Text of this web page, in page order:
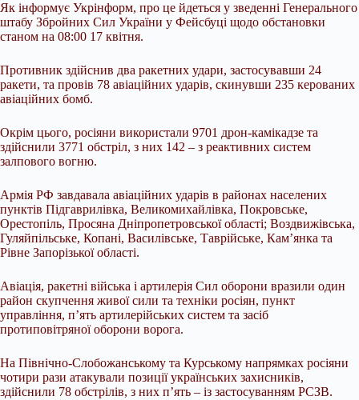
Як інформує Укрінформ, про це йдеться у зведенні Генерального
штабу Збройних Сил України у Фейсбуці щодо обстановки
станом на 08:00 17 квітня.
Противник здійснив два ракетних удари, застосувавши 24
ракети, та провів 78 авіаційних ударів, скинувши 235 керованих
авіаційних бомб.
Окрім цього, росіяни використали 9701 дрон-камікадзе та
здійснили 3771 обстріл, з них 142 – з реактивних систем
залпового вогню.
Армія РФ завдавала авіаційних ударів в районах населених
пунктів Підгаврилівка, Великомихайлівка, Покровське,
Орестопіль, Просяна Дніпропетровської області; Воздвижівська,
Гуляйпільське, Копані, Василівське, Таврійське, Кам’янка та
Рівне Запорізької області.
Авіація, ракетні війська і артилерія Сил оборони вразили один
район скупчення живої сили та техніки росіян, пункт
управління, п’ять артилерійських систем та засіб
протиповітряної оборони ворога.
На Північно-Слобожанському та Курському напрямках росіяни
чотири рази атакували позиції українських захисників,
здійснили 78 обстрілів, з них п’ять – із застосуванням РСЗВ.